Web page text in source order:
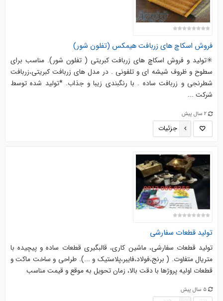
فروش اسکاچ های زربافت هیمکس (تفلون شور)
✳️تولید و فروش اسکاچ های زربافت کبریتی ( تفلون شور). مناسب برای
سطوح و ظروف شیشه ای و تلفونی . در مدل های زربافت کبریتی،زربافت
شطرنجی و زربافت ساده . با رنگبندی زیبا و جذاب. *تولید شده توسط
شرکت ...
2 سال پیش
جزئیات
تولید قطعات سفارشی
تولید قطعات سفارشی، ماشین کاری، قالبگیری قطعات ساده و پیچیده با
متریال متفاوت. ( برنج،فولاد،فایبر،پلاستیک و ...). طراحی و ساخت ماکت و
قطعات اولیه پروژها با دقت بالا، زمان تحویل به موقع و قیمت مناسب
5 سال پیش